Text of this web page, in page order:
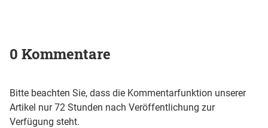
0 Kommentare
Bitte beachten Sie, dass die Kommentarfunktion unserer
Artikel nur 72 Stunden nach Veröffentlichung zur
Verfügung steht.